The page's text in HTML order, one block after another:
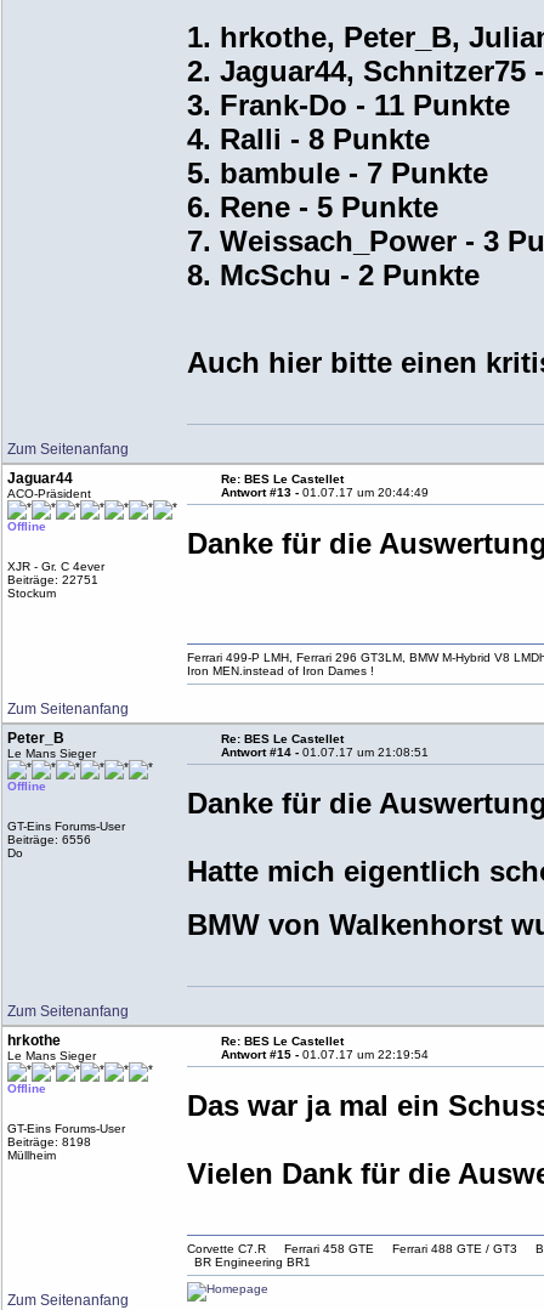
1. hrkothe, Peter_B,
2. Jaguar44, Schnitzer75
3. Frank-Do - 11 Punkte
4. Ralli - 8 Punkte
5. bambule - 7 Punkte
6. Rene - 5 Punkte
7. Weissach_Power - 3
8. McSchu - 2 Punkte
Auch hier bitte einen
Zum Seitenanfang
Jaguar44
ACO-Präsident
Offline
XJR - Gr. C 4ever
Beiträge: 22751
Stockum
Re: BES Le Castellet
Antwort #13 -01.07.17 um 20:44:49
Danke für die
Zum Seitenanfang
Ferrari 499-P LMH, Ferrari 296 GT3LM, BMW M-Hybrid V8
Iron MEN.instead of Iron Dames !
Peter_B
Le Mans Sieger
Offline
GT-Eins Forums-User
Beiträge: 6556
Do
Re: BES Le Castellet
Antwort #14 -01.07.17 um 21:08:51
Danke für die
Hatte mich eigentlich
BMW von Walkenhorst
Zum Seitenanfang
hrkothe
Le Mans Sieger
Offline
GT-Eins Forums-User
Beiträge: 8198
Müllheim
Re: BES Le Castellet
Antwort #15 -01.07.17 um 22:19:54
Das war ja mal ein
Vielen Dank für die
Zum Seitenanfang
Corvette C7.R Ferrari 458 GTE Ferrari 488 GTE /
BR Engineering BR1